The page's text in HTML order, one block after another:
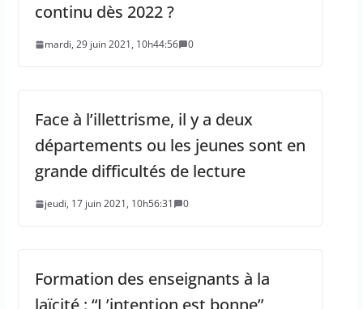
continu dès 2022 ?
mardi, 29 juin 2021, 10h44:56 0
Face à l’illettrisme, il y a deux
départements ou les jeunes sont en
grande difficultés de lecture
jeudi, 17 juin 2021, 10h56:31 0
Formation des enseignants à la